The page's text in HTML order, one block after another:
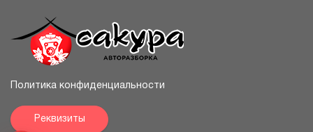
Политика конфиденциальности
Реквизиты